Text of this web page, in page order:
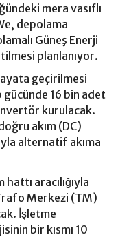
mera vasıflı
depolama
Güneş Enerji
planlanıyor.
geçirilmesi
gücünde 16 bin adet
kurulacak.
akım (DC)
alternatif akıma
aracılığıyla
Merkezi (TM)
İşletme
bir kısmı 10